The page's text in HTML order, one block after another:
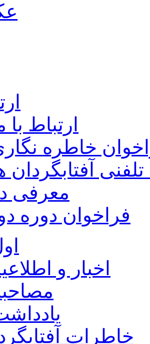
ارتباط با
خاطره
تلفنی آفتابگردان
معرفی
فراخوان دوره
اخبار و
خاطرات